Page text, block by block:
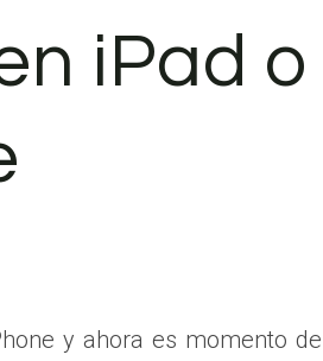
iPad o
y ahora es momento de